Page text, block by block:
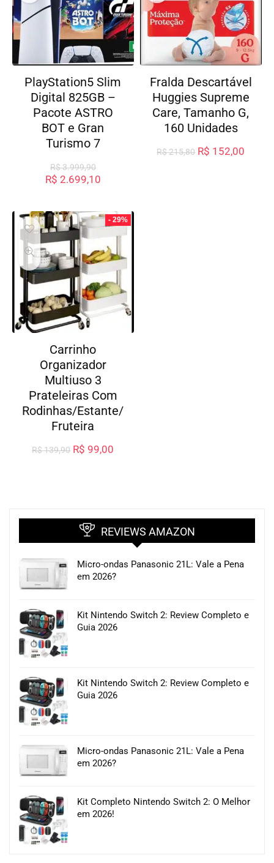
PlayStation5 Slim
Digital 825GB –
Pacote ASTRO
BOT e Gran
Turismo 7
R$3.999,90
R$ 2.699,10
Fralda Descartável
Huggies Supreme
Care, Tamanho G,
160 Unidades
R$215,80 R$ 152,00
- 29%
Carrinho
Organizador
Multiuso 3
Prateleiras Com
Rodinhas/Estante/
Fruteira
R$139,90 R$ 99,00
REVIEWS AMAZON
Micro-ondas Panasonic 21L: Vale a Pena
em 2026?
Kit Nintendo Switch 2: Review Completo e
Guia 2026
Kit Nintendo Switch 2: Review Completo e
Guia 2026
Micro-ondas Panasonic 21L: Vale a Pena
em 2026?
Kit Completo Nintendo Switch 2: O Melhor
em 2026!